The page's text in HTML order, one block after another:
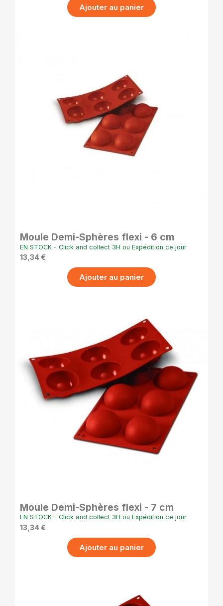
Ajouter au panier
Moule Demi-Sphères flexi - 6 cm
EN STOCK - Click and collect 3H ou Expédition ce jour
13,34 €
Ajouter au panier
Moule Demi-Sphères flexi - 7 cm
EN STOCK - Click and collect 3H ou Expédition ce jour
13,34 €
Ajouter au panier